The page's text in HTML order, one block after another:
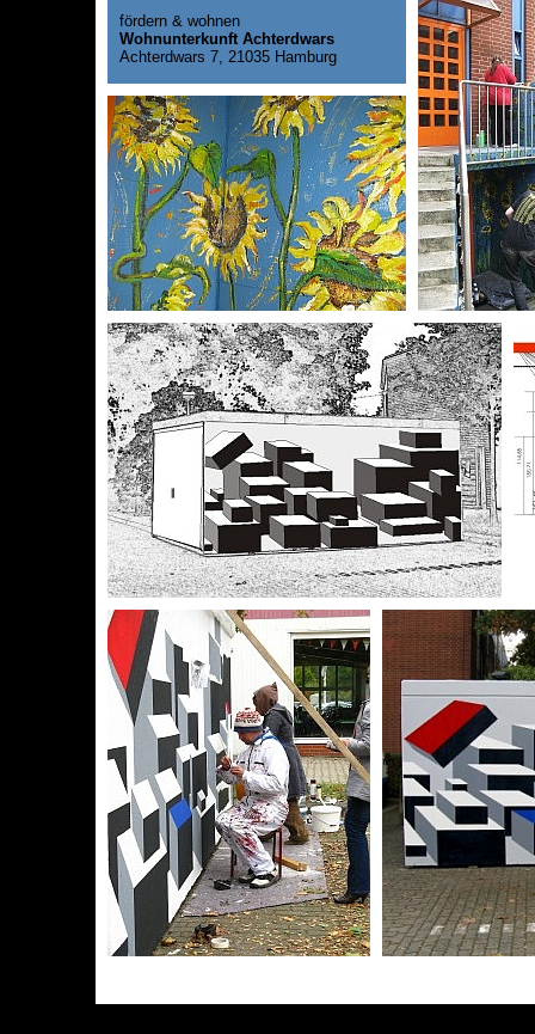
fördern & wohnen
Wohnunterkunft Achterdwars
Achterdwars 7, 21035 Hamburg